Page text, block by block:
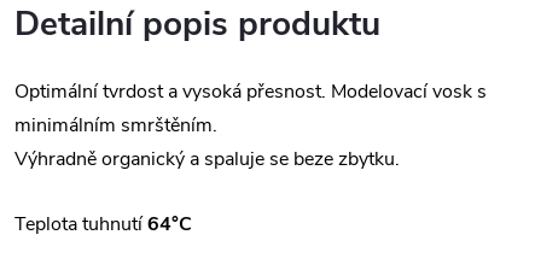
Detailní popis produktu
Optimální tvrdost a vysoká přesnost. Modelovací vosk s
minimálním smrštěním.
Výhradně organický a spaluje se beze zbytku.
Teplota tuhnutí64°C